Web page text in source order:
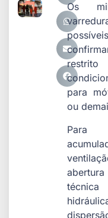
Os
para
ou
Para
técnica